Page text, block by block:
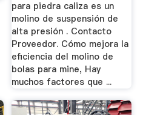
para piedra caliza es un
molino de suspensión de
alta presión . Contacto
Proveedor. Cómo mejora la
eficiencia del molino de
bolas para mine, Hay
muchos factores que ...